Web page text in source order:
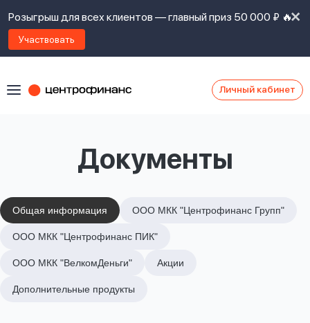
Розыгрыш для всех клиентов — главный приз 50 000 ₽ 🔥
Участвовать
Личный кабинет
Документы
Общая информация ООО МКК "Центрофинанс Групп"
ООО МКК "Центрофинанс ПИК"
ООО МКК "ВелкомДеньги" Акции
Дополнительные продукты
ознакомлен
предоставления
займов,
политикой
сайта,
согласие
обработку